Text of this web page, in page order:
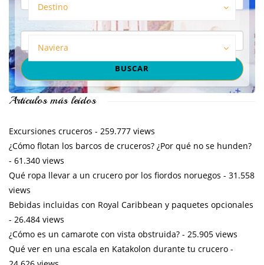
Destino
Naviera
Artículos más leídos
Excursiones cruceros - 259.777 views
¿Cómo flotan los barcos de cruceros? ¿Por qué no se hunden?
- 61.340 views
Qué ropa llevar a un crucero por los fiordos noruegos - 31.558
views
Bebidas incluidas con Royal Caribbean y paquetes opcionales
- 26.484 views
¿Cómo es un camarote con vista obstruida? - 25.905 views
Qué ver en una escala en Katakolon durante tu crucero -